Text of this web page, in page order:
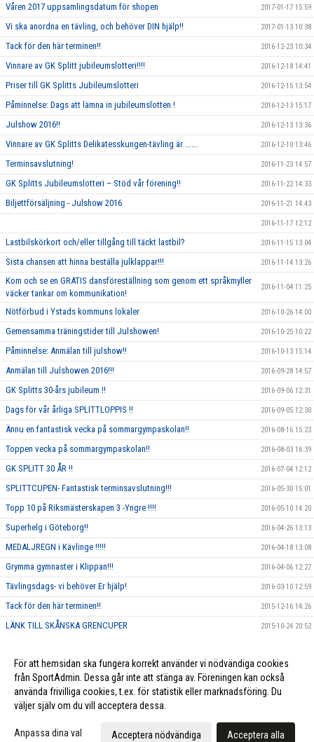
Våren 2017 uppsamlingsdatum för shopen 2017-01-17 15:59
Vi ska anordna en tävling, och behöver DIN hjälp!! 2017-01-13 10:38
Tack för den här terminen!! 2016-12-23 10:34
Vinnare av GK Splitt jubileumslotteri!!!! 2016-12-18 14:41
Priser till GK Splitts Jubileumslotteri 2016-12-15 13:54
Påminnelse: Dags att lämna in jubileumslotten ! 2016-12-13 15:17
Julshow 2016!! 2016-12-13 13:36
Vinnare av GK Splitts Delikatesskungen-tävling är ...... 2016-12-10 13:46
Terminsavslutning! 2016-11-23 14:57
GK Splitts Jubileumslotteri – Stöd vår förening!! 2016-11-22 14:33
Biljettförsäljning - Julshow 2016 2016-11-21 14:43
2016-11-17 12:12
Lastbilskörkort och/eller tillgång till täckt lastbil? 2016-11-15 13:04
Sista chansen att hinna beställa julklappar!!! 2016-11-14 13:26
Kom och se en GRATIS dansföreställning som genom ett språkmyller
väcker tankar om kommunikation!
2016-11-04 11:25
Nötförbud i Ystads kommuns lokaler 2016-10-26 14:00
Gemensamma träningstider till Julshowen! 2016-10-25 10:22
Påminnelse: Anmälan till julshow!! 2016-10-13 15:14
Anmälan till Julshowen 2016!!! 2016-09-28 14:57
GK Splitts 30-års jubileum !! 2016-09-06 12:31
Dags för vår årliga SPLITTLOPPIS !! 2016-09-05 12:30
Ännu en fantastisk vecka på sommargympaskolan!! 2016-08-16 15:23
Toppen vecka på sommargympaskolan!! 2016-08-03 16:39
GK SPLITT 30 ÅR !! 2016-07-04 12:12
SPLITTCUPEN- Fantastisk terminsavslutning!!! 2016-05-30 15:01
Topp 10 på Riksmästerskapen 3 -Yngre !!!! 2016-05-10 14:20
Superhelg i Göteborg!! 2016-04-26 13:13
MEDALJREGN i Kävlinge !!!!! 2016-04-18 13:08
Grymma gymnaster i Klippan!!! 2016-04-06 12:27
Tävlingsdags- vi behöver Er hjälp! 2016-03-10 12:59
Tack för den här terminen!! 2015-12-16 14:26
LÄNK TILL SKÅNSKA GRENCUPER 2015-10-24 20:52
Vi ska annordna en tävling, och behöver DIN hjälp!! 2015-09-10 13:26
För att hemsidan ska fungera korrekt använder vi nödvändiga cookies
från SportAdmin. Dessa går inte att stänga av. Föreningen kan också
använda frivilliga cookies, t.ex. för statistik eller marknadsföring. Du
väljer själv om du vill acceptera dessa.
Anpassa dina val Acceptera nödvändiga Acceptera alla